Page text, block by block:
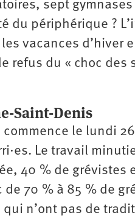
sept
du périphérique ?
vacances d’hiver
refus du « choc des
Saint-Denis
commence le lundi
Le travail
40 % de grévistes
de 70 % à 85 % de
n’ont pas de